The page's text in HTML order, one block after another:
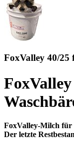
FoxValley 40/25
FoxValley-Milch für
Der letzte